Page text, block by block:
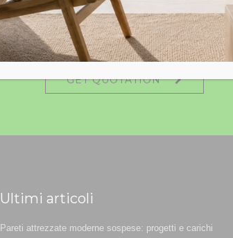
GET QUOTATION
Ultimi articoli
Pareti attrezzate moderne sospese: progetti e carichi